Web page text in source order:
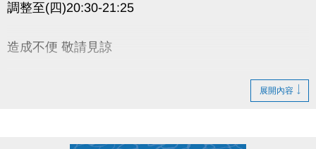
調整至(四)20:30-21:25
造成不便 敬請見諒
展開內容